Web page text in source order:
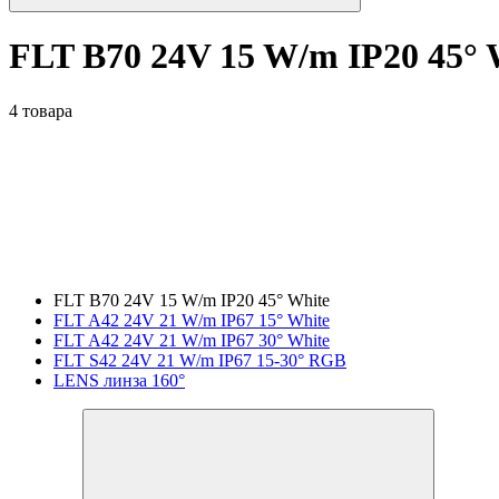
FLT B70 24V 15 W/m IP20 45°
4 товара
FLT B70 24V 15 W/m IP20 45° White
FLT A42 24V 21 W/m IP67 15° White
FLT A42 24V 21 W/m IP67 30° White
FLT S42 24V 21 W/m IP67 15-30° RGB
LENS линза 160°